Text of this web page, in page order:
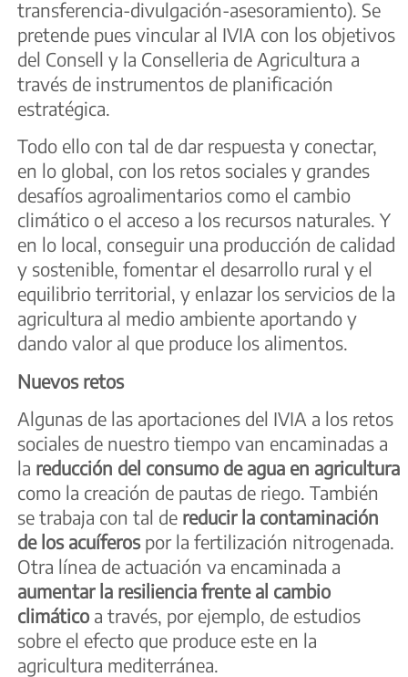
transferencia-divulgación-asesoramiento). Se
pretende pues vincular al IVIA con los objetivos
del Consell y la Conselleria de Agricultura a
través de instrumentos de planificación
estratégica.
Todo ello con tal de dar respuesta y conectar,
en lo global, con los retos sociales y grandes
desafíos agroalimentarios como el cambio
climático o el acceso a los recursos naturales. Y
en lo local, conseguir una producción de calidad
y sostenible, fomentar el desarrollo rural y el
equilibrio territorial, y enlazar los servicios de la
agricultura al medio ambiente aportando y
dando valor al que produce los alimentos.
Nuevos retos
Algunas de las aportaciones del IVIA a los retos
sociales de nuestro tiempo van encaminadas a
la reducción del consumo de agua en agricultura
como la creación de pautas de riego. También
se trabaja con tal de reducir la contaminación
de los acuíferospor la fertilización nitrogenada.
Otra línea de actuación va encaminada a
aumentar la resiliencia frente al cambio
climático a través, por ejemplo, de estudios
sobre el efecto que produce este en la
agricultura mediterránea.